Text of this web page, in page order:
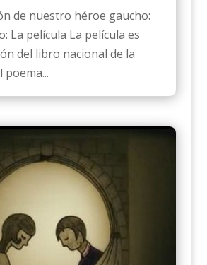
de nuestro héroe gaucho:
La película La película es
del libro nacional de la